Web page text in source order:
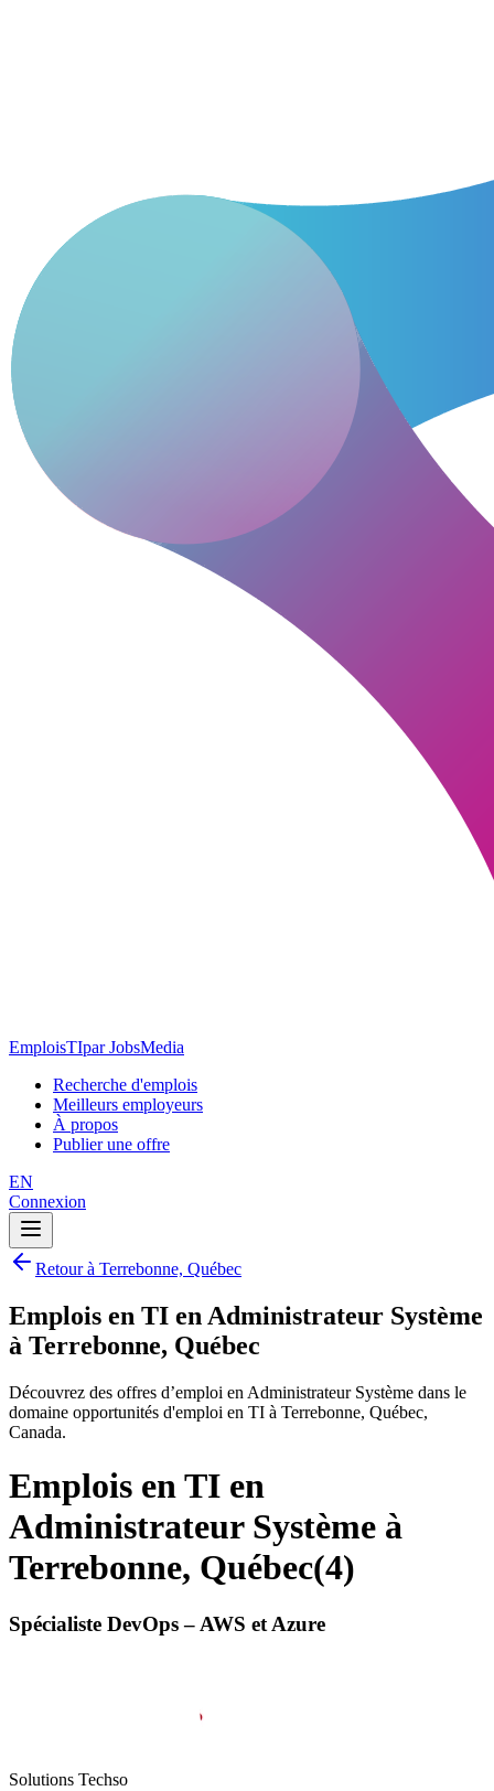
EmploisTIpar JobsMedia
Recherche d'emplois
Meilleurs employeurs
À propos
Publier une offre
EN
Connexion
Retour à Terrebonne, Québec
Emplois en TI en Administrateur Système
à Terrebonne, Québec
Découvrez des offres d’emploi en Administrateur Système dans le
domaine opportunités d'emploi en TI à Terrebonne, Québec,
Canada.
Emplois en TI en
Administrateur Système à
Terrebonne, Québec(4)
Spécialiste DevOps – AWS et Azure
Solutions Techso